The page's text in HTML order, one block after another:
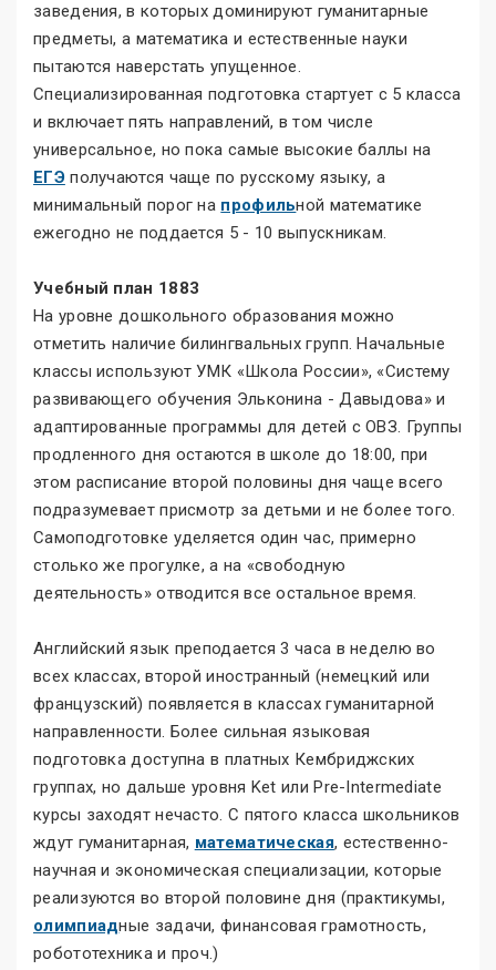
заведения, в которых доминируют гуманитарные
предметы, а математика и естественные науки
пытаются наверстать упущенное.
Специализированная подготовка стартует с 5 класса
и включает пять направлений, в том числе
универсальное, но пока самые высокие баллы на
ЕГЭполучаются чаще по русскому языку, а
минимальный порог на профильной математике
ежегодно не поддается 5 - 10 выпускникам.
Учебный план 1883
На уровне дошкольного образования можно
отметить наличие билингвальных групп. Начальные
классы используют УМК «Школа России», «Систему
развивающего обучения Эльконина - Давыдова» и
адаптированные программы для детей с ОВЗ. Группы
продленного дня остаются в школе до 18:00, при
этом расписание второй половины дня чаще всего
подразумевает присмотр за детьми и не более того.
Самоподготовке уделяется один час, примерно
столько же прогулке, а на «свободную
деятельность» отводится все остальное время.
Английский язык преподается 3 часа в неделю во
всех классах, второй иностранный (немецкий или
французский) появляется в классах гуманитарной
направленности. Более сильная языковая
подготовка доступна в платных Кембриджских
группах, но дальше уровня Ket или Pre-Intermediate
курсы заходят нечасто. С пятого класса школьников
ждут гуманитарная, математическая, естественно-
научная и экономическая специализации, которые
реализуются во второй половине дня (практикумы,
олимпиадные задачи, финансовая грамотность,
робототехника и проч.)